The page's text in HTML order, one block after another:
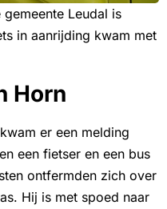
Leudal is
in aanrijding kwam met
Horn
er een melding
een fietser en een bus
ontfermden zich over
Hij is met spoed naar